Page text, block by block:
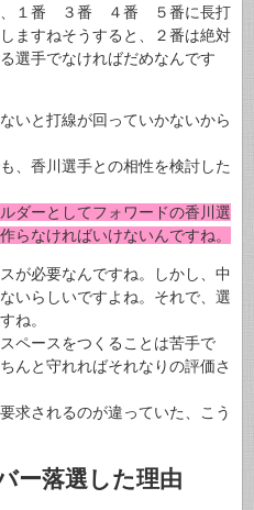
、１番 ３番 ４番 ５番に長打
ますねそうすると、２番は絶対
選手でなければだめなんです
いと打線が回っていかないから
、香川選手との相性を検討した
ダーとしてフォワードの香川選
らなければいけないんですね。
が必要なんですね。しかし、中
いらしいですよね。それで、選
ね。
ペースをつくることは苦手で
んと守れればそれなりの評価さ
求されるのが違っていた、こう
ー落選した理由